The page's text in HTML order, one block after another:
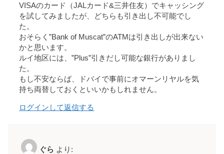
VISAのカード（JALカード&三井住友）でキャッシング
を試してみましたが、どちらも引き出し不可能でし
た。
おそらく”Bank of Muscat”のATMは引き出しが出来ない
かと思います。
ルイ地区には、”Plus”引きだし可能な銀行がありまし
た。
もし不安ならば、ドバイで事前にオマーンリヤルを気
持ち両替しておくといいかもしれません。
ログインして返信する
ぐら より: